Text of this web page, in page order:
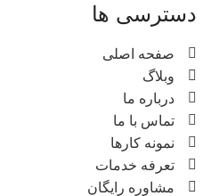
دسترسی ها
صفحه اصلی
وبلاگ
درباره ما
تماس با ما
نمونه کارها
تعرفه خدمات
مشاوره رایگان